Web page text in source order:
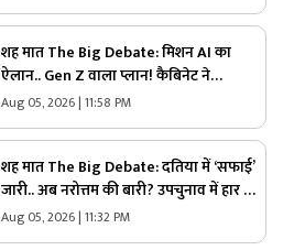
शह मात The Big Debate: मिशन AI का
ऐलान.. Gen Z वाला प्लान! कैबिनेट ने
छत्तीसगढ़ राज्य आर्टिफिशियल इंटेलिजेंस मिशन
को दी मंजूरी, क्या Gen Z को ध्यान में रखकर
तैयार किया गया प्लान?
Aug 05, 2026 | 11:58 PM
शह मात The Big Debate: दतिया में ‘सफाई’
जारी.. अब नरोत्तम की बारी? उपचुनाव में हार के
बाद एक्शन में भाजपा, लोकल बॉडी की सफाई के
बाद असली निशाने पर कौन?
Aug 05, 2026 | 11:32 PM